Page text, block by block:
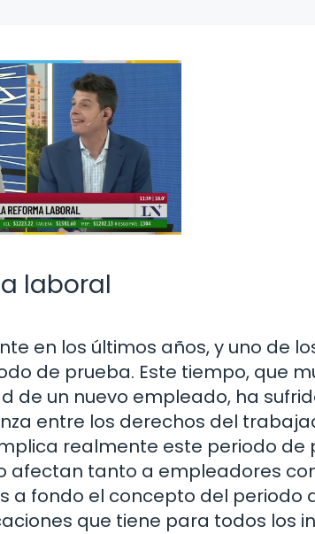
laboral
en los últimos años, y uno de
de prueba. Este tiempo, que
de un nuevo empleado, ha
entre los derechos del
realmente este periodo de
afectan tanto a empleadores
a fondo el concepto del periodo
que tiene para todos los